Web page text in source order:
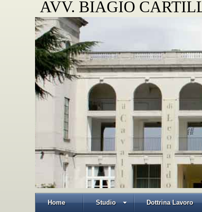
AVV. BIAGIO
Home Studio Dottrina Lavoro